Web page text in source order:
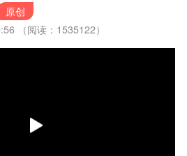
原创
（阅读：1535122）